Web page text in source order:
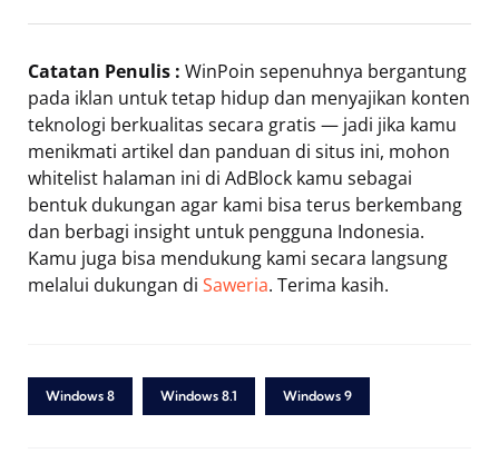
Catatan Penulis : WinPoin sepenuhnya bergantung
pada iklan untuk tetap hidup dan menyajikan konten
teknologi berkualitas secara gratis — jadi jika kamu
menikmati artikel dan panduan di situs ini, mohon
whitelist halaman ini di AdBlock kamu sebagai
bentuk dukungan agar kami bisa terus berkembang
dan berbagi insight untuk pengguna Indonesia.
Kamu juga bisa mendukung kami secara langsung
melalui dukungan di Saweria. Terima kasih.
Windows 8 Windows 8.1 Windows 9